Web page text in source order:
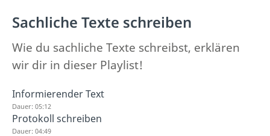
Sachliche Texte schreiben
Wie du sachliche Texte schreibst, erklären
wir dir in dieser Playlist!
Informierender Text
Dauer: 05:12
Protokoll schreiben
Dauer: 04:49